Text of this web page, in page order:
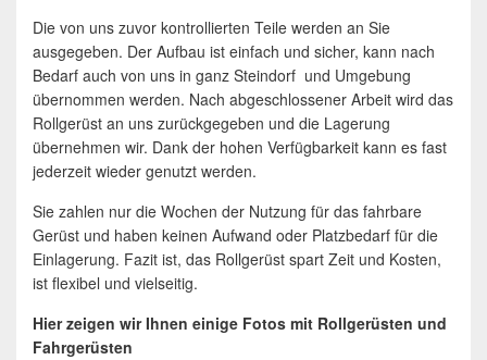
Die von uns zuvor kontrollierten Teile werden an Sie
ausgegeben. Der Aufbau ist einfach und sicher, kann nach
Bedarf auch von uns in ganz Steindorf und Umgebung
übernommen werden. Nach abgeschlossener Arbeit wird das
Rollgerüst an uns zurückgegeben und die Lagerung
übernehmen wir. Dank der hohen Verfügbarkeit kann es fast
jederzeit wieder genutzt werden.
Sie zahlen nur die Wochen der Nutzung für das fahrbare
Gerüst und haben keinen Aufwand oder Platzbedarf für die
Einlagerung. Fazit ist, das Rollgerüst spart Zeit und Kosten,
ist flexibel und vielseitig.
Hier zeigen wir Ihnen einige Fotos mit Rollgerüsten und
Fahrgerüsten